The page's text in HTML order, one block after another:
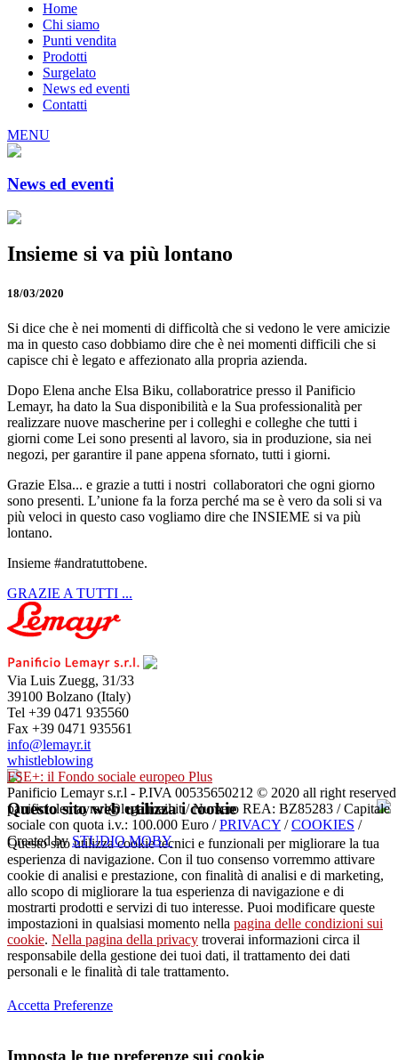
Home
Chi siamo
Punti vendita
Prodotti
Surgelato
News ed eventi
Contatti
MENU
News ed eventi
Insieme si va più lontano
18/03/2020
Si dice che è nei momenti di difficoltà che si vedono le vere amicizie
ma in questo caso dobbiamo dire che è nei momenti difficili che si
capisce chi è legato e affezionato alla propria azienda.
Dopo Elena anche Elsa Biku, collaboratrice presso il Panificio
Lemayr, ha dato la Sua disponibilità e la Sua professionalità per
realizzare nuove mascherine per i colleghi e colleghe che tutti i
giorni come Lei sono presenti al lavoro, sia in produzione, sia nei
negozi, per garantire il pane appena sfornato, tutti i giorni.
Grazie Elsa... e grazie a tutti i nostri collaboratori che ogni giorno
sono presenti. L’unione fa la forza perché ma se è vero da soli si va
più veloci in questo caso vogliamo dire che INSIEME si va più
lontano.
Insieme #andratuttobene.
GRAZIE A TUTTI ...
Via Luis Zuegg, 31/33
39100 Bolzano (Italy)
Tel +39 0471 935560
Fax +39 0471 935561
info@lemayr.it
whistleblowing
FSE+: il Fondo sociale europeo Plus
Panificio Lemayr s.r.l - P.IVA 00535650212 © 2020 all right reserved
panificiolemayrsrl@legalmail.it / Numero REA: BZ85283 / Capitale
sociale con quota i.v.: 100.000 Euro /PRIVACY /COOKIES /
Created bySTUDIO MOBY
Questo sito web utilizza i cookie
Questo sito utilizza cookie tecnici e funzionali per migliorare la tua
esperienza di navigazione. Con il tuo consenso vorremmo attivare
cookie di analisi e prestazione, con finalità di analisi e di marketing,
allo scopo di migliorare la tua esperienza di navigazione e di
mostrarti prodotti e servizi di tuo interesse. Puoi modificare queste
impostazioni in qualsiasi momento nella pagina delle condizioni sui
cookie. Nella pagina della privacy troverai informazioni circa il
responsabile della gestione dei tuoi dati, il trattamento dei dati
personali e le finalità di tale trattamento.
Accetta Preferenze
Imposta le tue preferenze sui cookie